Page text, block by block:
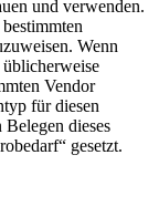
und verwenden.
Wenn
Vendor
für diesen
dieses
gesetzt.